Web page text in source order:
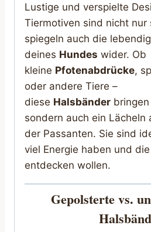
Lustige und verspielte
Tiermotiven sind nicht nur
spiegeln auch die
deines Hundes wider. Ob
kleine Pfotenabdrücke,
oder andere Tiere –
diese Halsbänder
sondern auch ein Lächeln
der Passanten. Sie sind
viel Energie haben und
entdecken wollen.
Gepolsterte vs.